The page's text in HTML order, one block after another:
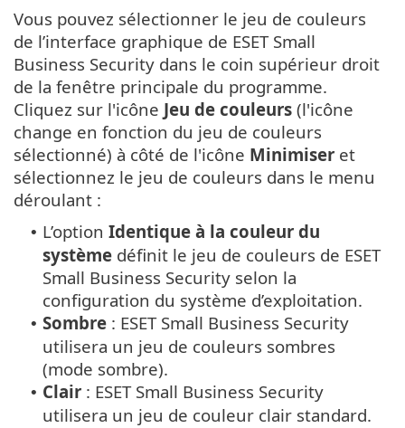
Vous pouvez sélectionner le jeu de couleurs
de l’interface graphique de ESET Small
Business Security dans le coin supérieur droit
de la fenêtre principale du programme.
Cliquez sur l'icône Jeu de couleurs (l'icône
change en fonction du jeu de couleurs
sélectionné) à côté de l'icône Minimiser et
sélectionnez le jeu de couleurs dans le menu
déroulant :
• L’option Identique à la couleur du
système définit le jeu de couleurs de ESET
Small Business Security selon la
configuration du système d’exploitation.
• Sombre : ESET Small Business Security
utilisera un jeu de couleurs sombres
(mode sombre).
• Clair : ESET Small Business Security
utilisera un jeu de couleur clair standard.